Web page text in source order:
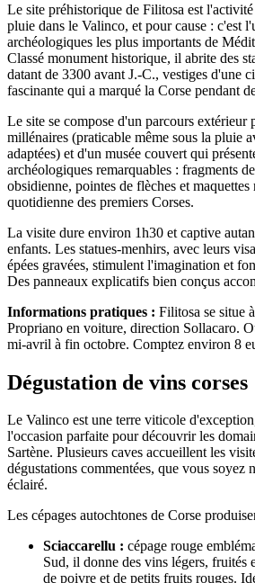
Le site préhistorique de Filitosa est
pluie dans le Valinco, et pour cause : c'est
archéologiques les plus importants de
Classé monument historique, il abrite des
datant de 3300 avant J.-C., vestiges d'une
fascinante qui a marqué la Corse pendant
Le site se compose d'un parcours extérieur
millénaires (praticable même sous la pluie
adaptées) et d'un musée couvert qui
archéologiques remarquables : fragments
obsidienne, pointes de flèches et
quotidienne des premiers Corses.
La visite dure environ 1h30 et captive
enfants. Les statues-menhirs, avec leurs
épées gravées, stimulent l'imagination et
Des panneaux explicatifs bien conçus
Informations pratiques : Filitosa se situe
Propriano en voiture, direction Sollacaro.
mi-avril à fin octobre. Comptez environ 8
Dégustation de vins corses
Le Valinco est une terre viticole
l'occasion parfaite pour découvrir les
Sartène. Plusieurs caves accueillent les
dégustations commentées, que vous soyez
éclairé.
Les cépages autochtones de Corse
Sciaccarellu : cépage rouge
Sud, il donne des vins légers, fruités
de poivre et de petits fruits rouges.